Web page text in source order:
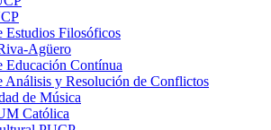
Estudios Filosóficos
Agüero
Educación Contínua
Análisis y Resolución de Conflictos
de Música
Católica